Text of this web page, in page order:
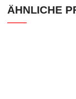
ÄHNLICHE